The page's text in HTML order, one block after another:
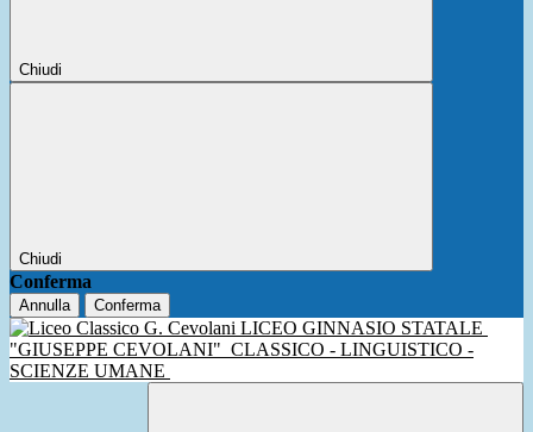
Chiudi
Chiudi
Conferma
Annulla Conferma
LICEO GINNASIO STATALE
"GIUSEPPE CEVOLANI" CLASSICO - LINGUISTICO -
SCIENZE UMANE